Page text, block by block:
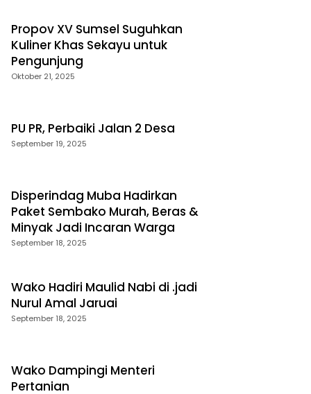
Propov XV Sumsel Suguhkan
Kuliner Khas Sekayu untuk
Pengunjung
Oktober 21, 2025
PU PR, Perbaiki Jalan 2 Desa
September 19, 2025
Disperindag Muba Hadirkan
Paket Sembako Murah, Beras &
Minyak Jadi Incaran Warga
September 18, 2025
Wako Hadiri Maulid Nabi di .jadi
Nurul Amal Jaruai
September 18, 2025
Wako Dampingi Menteri
Pertanian